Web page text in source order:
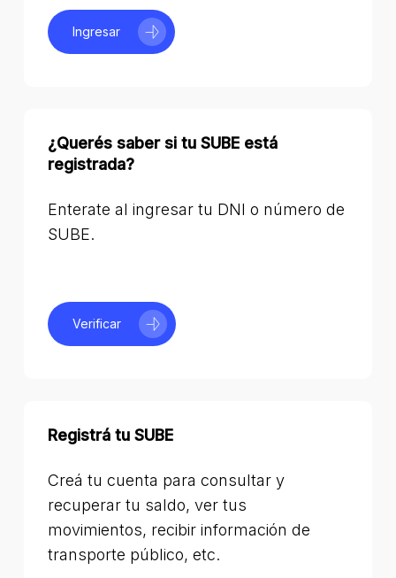
Ingresar
¿Querés saber si tu SUBE está
registrada?
Enterate al ingresar tu DNI o número de
SUBE.
Verificar
Registrá tu SUBE
Creá tu cuenta para consultar y
recuperar tu saldo, ver tus
movimientos, recibir información de
transporte público, etc.